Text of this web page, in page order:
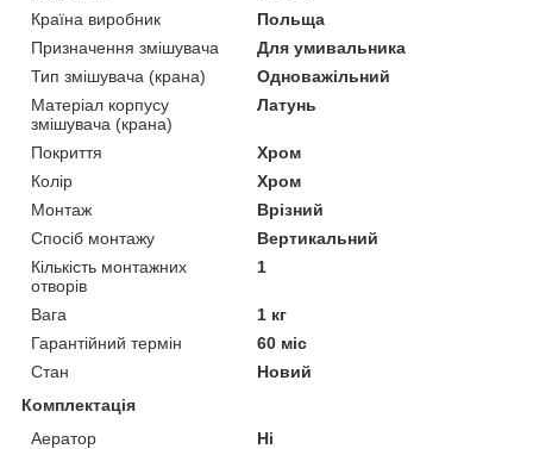
Країна виробник
Польща
Призначення змішувача
Для умивальника
Тип змішувача (крана)
Одноважільний
Матеріал корпусу
змішувача (крана)
Латунь
Покриття
Хром
Колір
Хром
Монтаж
Врізний
Спосіб монтажу
Вертикальний
Кількість монтажних
отворів
1
Вага
1 кг
Гарантійний термін
60 міс
Стан
Новий
Комплектація
Аератор
Ні